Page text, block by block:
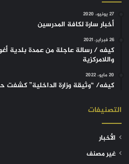
27 يونيو، 2020
أخبار سارة لكافة المدرسين
26 فبراير، 2021
كيفه / رسالة عاجلة من عمدة بلدية
واللامركزية
20 مايو، 2022
كيفه/ “وثيقة وزارة الداخلية” كشفت
التصنيفات
الأخبار
غير مصنف